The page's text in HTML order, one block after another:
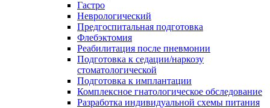
Гастро
Неврологический
Предгоспитальная подготовка
Флебэктомия
Реабилитация после пневмонии
Подготовка к седации/наркозу
стоматологической
Подготовка к имплантации
Комплексное гнатологическое обследование
Разработка индивидуальной схемы питания